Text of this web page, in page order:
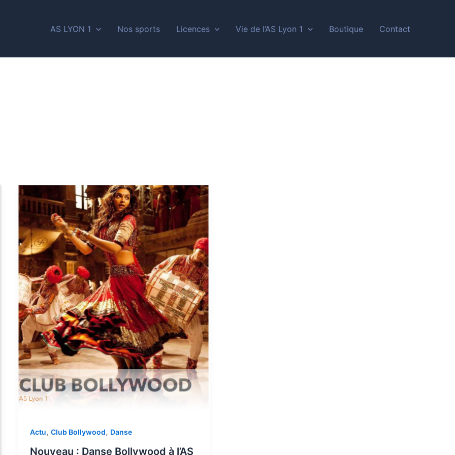
AS LYON 1 Nos sports Licences Vie de l’AS Lyon 1 Boutique Contact
Actu, Club Bollywood, Danse
Nouveau : Danse Bollywood à l’AS